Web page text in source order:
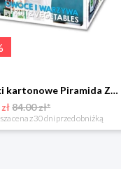
Klocki kartonowe Piramida Zabaw. Owoce i Warzywa Piramida zabaw
84.00 zł*
cena z 30 dni przed obniżką